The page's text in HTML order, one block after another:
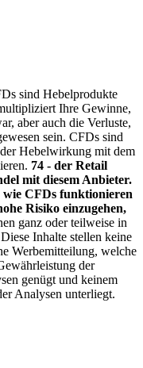
sind Hebelprodukte
Ihre Gewinne,
aber auch die Verluste,
sein. CFDs sind
Hebelwirkung mit dem
74 - der Retail
mit diesem Anbieter.
wie CFDs funktionieren
Risiko einzugehen,
ganz oder teilweise in
Inhalte stellen keine
Werbemitteilung, welche
der
genügt und keinem
Analysen unterliegt.